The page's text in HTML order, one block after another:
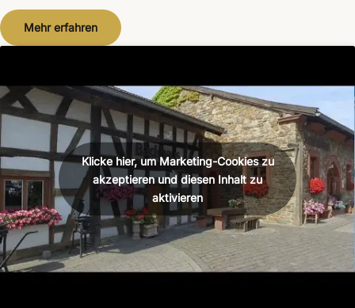
Mehr erfahren
Klicke hier, um Marketing-Cookies zu
akzeptieren und diesen Inhalt zu
aktivieren